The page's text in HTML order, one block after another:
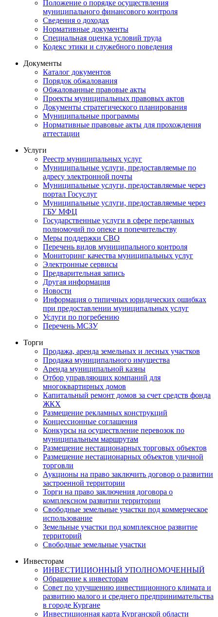
Положение о порядке осуществления
муниципального финансового контроля
Сведения о доходах
Нормативные документы
Специальная оценка условий труда
Кодекс этики и служебного поведения
Документы
Каталог документов
Порядок обжалования
Обжалованные правовые акты
Проекты муниципальных правовых актов
Документы стратегического планирования
Муниципальные программы
Нормативные правовые акты для прохождения
аттестации
Услуги
Реестр муниципальных услуг
Муниципальные услуги, предоставляемые по
адресу электронной почты
Муниципальные услуги, предоставляемые через
портал Госуслуг
Муниципальные услуги, предоставляемые через
ГБУ МФЦ
Государственные услуги в сфере переданных
полномочий по опеке и попечительству
Меры поддержки СВО
Перечень видов муниципального контроля
Мониторинг качества муниципальных услуг
Электронные сервисы
Предварительная запись
Другая информация
Новости
Информация о типичных юридических ошибках
при предоставлении муниципальных услуг
Услуги по погребению
Перечень МСЗУ
Торги
Продажа, аренда земельных и лесных участков
Продажа муниципального имущества
Аренда муниципальной казны
Отбор управляющих компаний для
многоквартирных домов
Капитальный ремонт домов за счет средств фонда
ЖКХ
Размещение рекламных конструкций
Концессионные соглашения
Конкурсы на осуществление перевозок по
муниципальным маршрутам
Размещение нестационарных торговых объектов
Размещение нестационарных объектов уличной
торговли
Аукционы на право заключить договор о развитии
застроенной территории
Торги на право заключения договора о
комплексном развитии территории
Свободные земельные участки под коммерческое
использование
Земельные участки под комплексное развитие
территорий
Свободные земельные участки
Инвесторам
ИНВЕСТИЦИОННЫЙ УПОЛНОМОЧЕННЫЙ
Обращение к инвесторам
Совет по улучшению инвестиционного климата и
развитию малого и среднего предпринимательства
в городе Кургане
Инвестиционная карта Курганской области